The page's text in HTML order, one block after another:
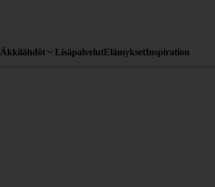
Äkkilähdöt LisäpalvelutElämyksetInspiration